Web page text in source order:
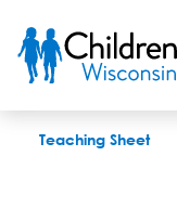
Teaching Sheet